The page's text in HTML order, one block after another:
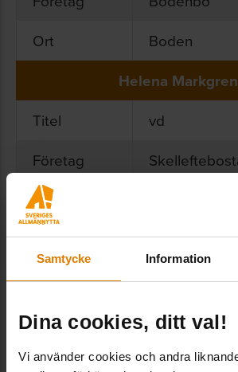
Samtycke Information
Dina cookies, ditt val!
Vi använder cookies och andra
Ort
Boden
Helena Markgren
Titel
vd
Företag
Ort
Susanna Karlevill
Titel
vd
Företag
Kopparstaden
Ort
Falun